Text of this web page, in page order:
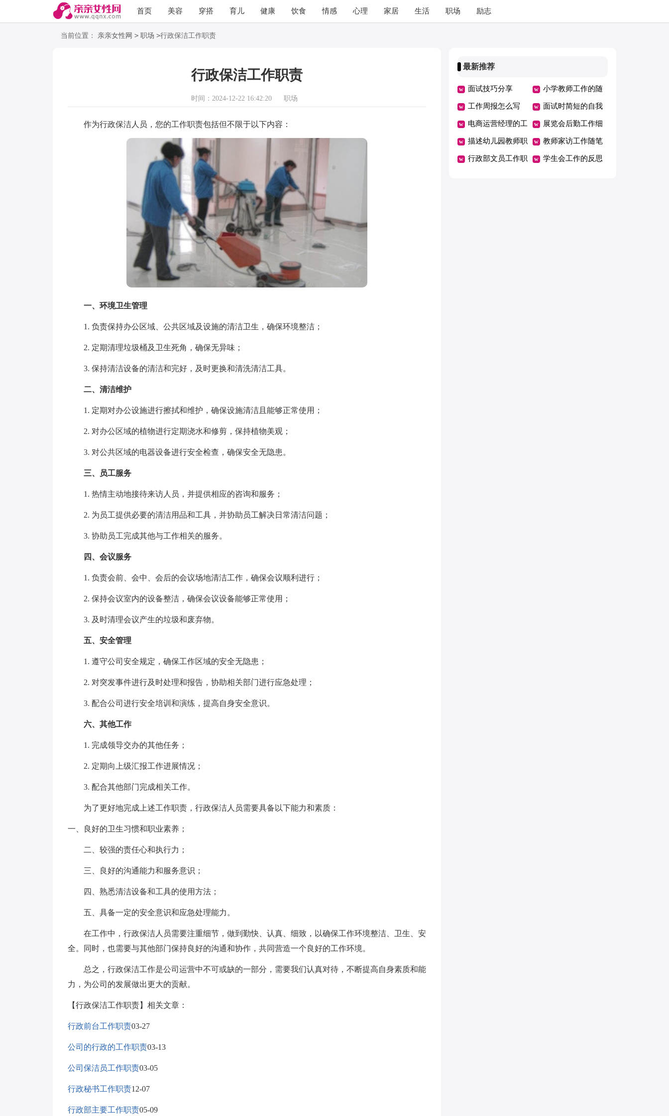
首页 美容 穿搭 育儿 健康 饮食 情感 心理 家居 生活 职场 励志
语录 阅读
当前位置： 亲亲女性网 > 职场 >行政保洁工作职责
行政保洁工作职责
时间：2024-12-22 16:42:20 职场
作为行政保洁人员，您的工作职责包括但不限于以下内容：
一、环境卫生管理
1. 负责保持办公区域、公共区域及设施的清洁卫生，确保环境整洁；
2. 定期清理垃圾桶及卫生死角，确保无异味；
3. 保持清洁设备的清洁和完好，及时更换和清洗清洁工具。
二、清洁维护
1. 定期对办公设施进行擦拭和维护，确保设施清洁且能够正常使用；
2. 对办公区域的植物进行定期浇水和修剪，保持植物美观；
3. 对公共区域的电器设备进行安全检查，确保安全无隐患。
三、员工服务
1. 热情主动地接待来访人员，并提供相应的咨询和服务；
2. 为员工提供必要的清洁用品和工具，并协助员工解决日常清洁问题；
3. 协助员工完成其他与工作相关的服务。
四、会议服务
1. 负责会前、会中、会后的会议场地清洁工作，确保会议顺利进行；
2. 保持会议室内的设备整洁，确保会议设备能够正常使用；
3. 及时清理会议产生的垃圾和废弃物。
五、安全管理
1. 遵守公司安全规定，确保工作区域的安全无隐患；
2. 对突发事件进行及时处理和报告，协助相关部门进行应急处理；
3. 配合公司进行安全培训和演练，提高自身安全意识。
六、其他工作
1. 完成领导交办的其他任务；
2. 定期向上级汇报工作进展情况；
3. 配合其他部门完成相关工作。
为了更好地完成上述工作职责，行政保洁人员需要具备以下能力和素质：
一、良好的卫生习惯和职业素养；
二、较强的责任心和执行力；
三、良好的沟通能力和服务意识；
四、熟悉清洁设备和工具的使用方法；
五、具备一定的安全意识和应急处理能力。
在工作中，行政保洁人员需要注重细节，做到勤快、认真、细致，以确保工作环境整洁、卫生、安
全。同时，也需要与其他部门保持良好的沟通和协作，共同营造一个良好的工作环境。
总之，行政保洁工作是公司运营中不可或缺的一部分，需要我们认真对待，不断提高自身素质和能
力，为公司的发展做出更大的贡献。
【行政保洁工作职责】相关文章：
行政前台工作职责03-27
公司的行政的工作职责03-13
公司保洁员工作职责03-05
行政秘书工作职责12-07
行政部主要工作职责05-09
最新推荐
面试技巧分享 小学教师工作的随
笔
工作周报怎么写 面试时简短的自我
介绍
电商运营经理的工
作职责
展览会后勤工作细
则
描述幼儿园教师职
业的句子 描写老
教师家访工作随笔
行政部文员工作职 学生会工作的反思